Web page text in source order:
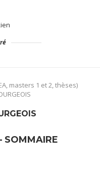
masters 1 et 2, thèses)
SOMMAIRE